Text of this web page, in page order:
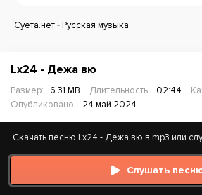
Суета.нет-Русская музыка
Lx24 - Дежа вю
Размер: 6.31 MB Длительность: 02:44
Опубликовано:
24 май 2024
Скачать песню Lx24 - Дежа вю в mp3 или
Слушать